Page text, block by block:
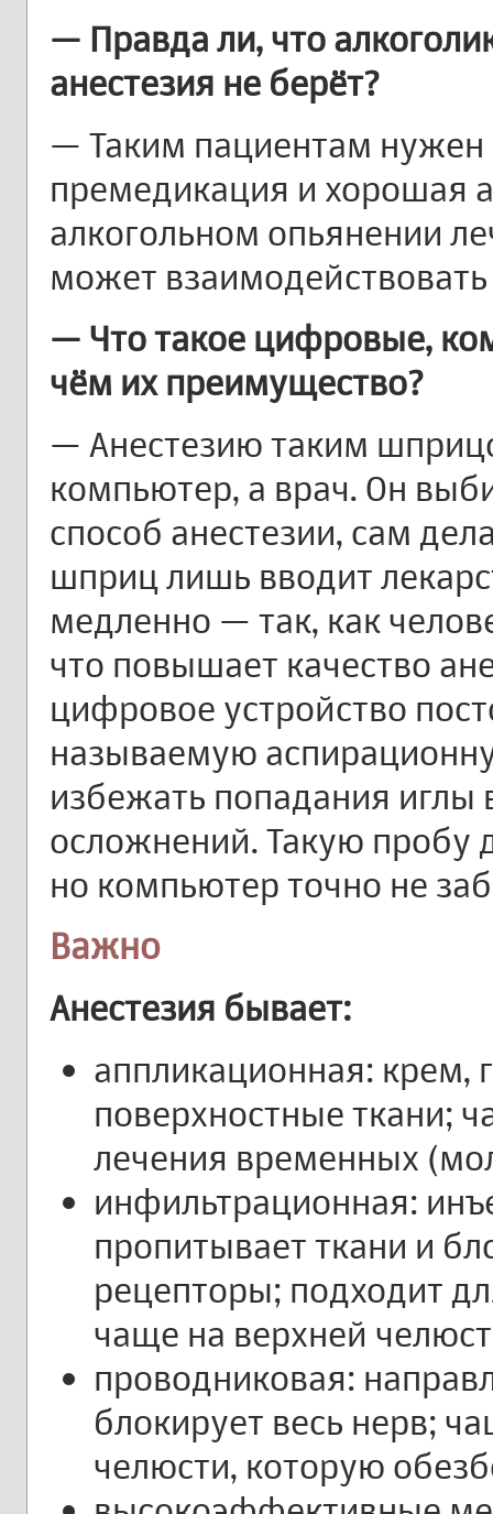
— Правда ли, что
анестезия не берёт?
— Таким пациентам
премедикация и хорошая
алкогольном опьянении
может взаимодействовать
— Что такое цифровые,
чём их преимущество?
— Анестезию таким
компьютер, а врач. Он
способ анестезии, сам
шприц лишь вводит
медленно — так, как
что повышает качество
цифровое устройство
называемую
избежать попадания
осложнений. Такую пробу
но компьютер точно не
Важно
Анестезия бывает:
аппликационная: крем,
поверхностные ткани;
лечения временных
инфильтрационная:
пропитывает ткани и
рецепторы; подходит
чаще на верхней
проводниковая:
блокирует весь нерв;
челюсти, которую